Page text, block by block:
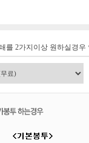
를 2가지이상 원하실경